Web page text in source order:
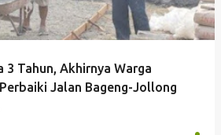
3 Tahun, Akhirnya Warga
Jalan Bageng-Jollong